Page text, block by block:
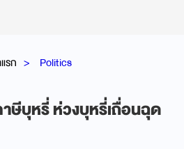
รก Politics
ษีบุหรี่ ห่วงบุหรี่เถื่อนฉุด